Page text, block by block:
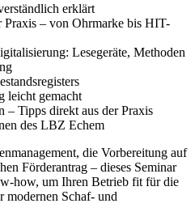
erklärt
Praxis – von Ohrmarke bis HIT-
Lesegeräte, Methoden
leicht gemacht
– Tipps direkt aus der Praxis
des LBZ Echem
die Vorbereitung auf
Förderantrag – dieses Seminar
how, um Ihren Betrieb fit für die
modernen Schaf- und